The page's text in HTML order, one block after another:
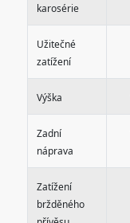
karosérie
Užitečné
zatížení
Výška
Zadní
náprava
Zatížení
bržděného